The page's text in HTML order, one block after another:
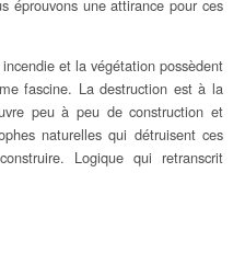
éprouvons une attirance pour ces
et la végétation possèdent
fascine. La destruction est à la
peu à peu de construction et
naturelles qui détruisent ces
Logique qui retranscrit